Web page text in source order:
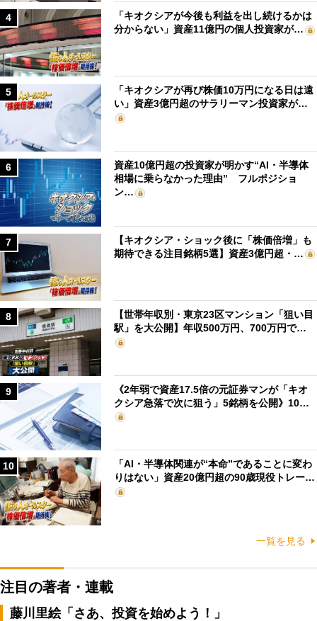
4
「キオクシアが今後も利益を出し続けるかは
分からない」資産11億円の個人投資家が…
5
「キオクシアが再び株価10万円になる日は遠
い」資産3億円超のサラリーマン投資家が…
6
資産10億円超の投資家が明かす“AI・半導体
相場に乗らなかった理由” フルポジショ
ン…
7
【キオクシア・ショック後に「株価倍増」も
期待できる注目銘柄5選】資産3億円超・…
8
【世帯年収別・東京23区マンション「狙い目
駅」を大公開】年収500万円、700万円で…
9
《2年弱で資産17.5倍の元証券マンが「キオ
クシア急落で次に狙う」5銘柄を公開》10…
10
「AI・半導体関連が“本命”であることに変わ
りはない」資産20億円超の90歳現役トレー…
一覧を見る
注目の著者・連載
藤川里絵「さあ、投資を始めよう！」